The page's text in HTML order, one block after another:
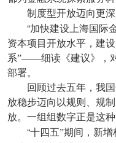
制度型开放迈向更
“加快建设上海国际
资本项目开放水平，建
系”——细读《建议》，
部署。
回顾过去五年，我
放稳步迈向以规则、规
放。一组组数字正是这
“十四五”期间，新增